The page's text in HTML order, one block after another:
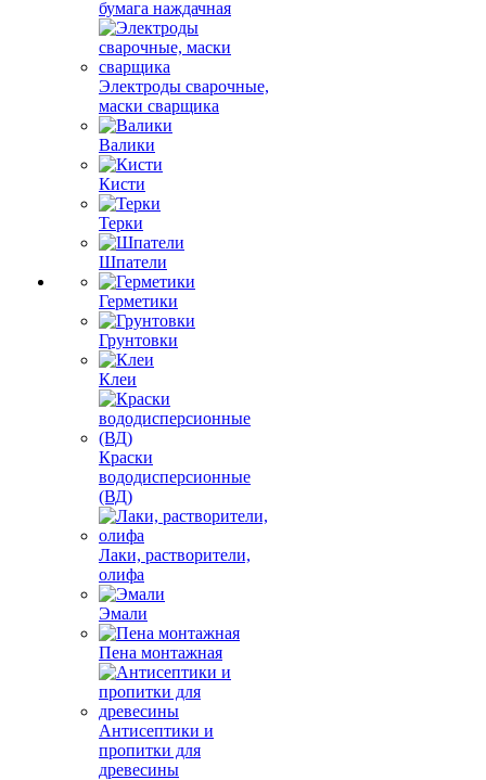
бумага наждачная
Электроды сварочные,
маски сварщика
Валики
Кисти
Терки
Шпатели
Герметики
Грунтовки
Клеи
Краски
вододисперсионные
(ВД)
Лаки, растворители,
олифа
Эмали
Пена монтажная
Антисептики и
пропитки для
древесины